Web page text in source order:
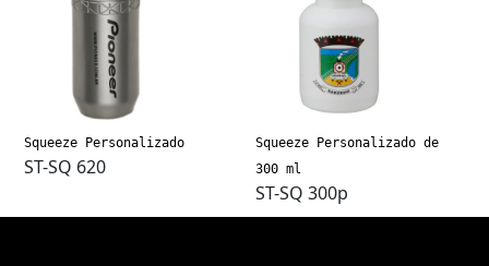
Squeeze Personalizado
ST-SQ 620
Squeeze Personalizado de
300 ml
ST-SQ 300p